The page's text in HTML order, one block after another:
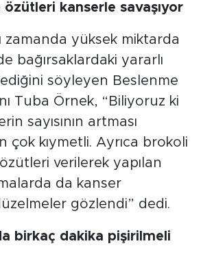
kanserle savaşıyor
zamanda yüksek miktarda
bağırsaklardaki yararlı
söyleyen Beslenme
Tuba Örnek, “Biliyoruz ki
sayısının artması
çok kıymetli. Ayrıca brokoli
verilerek yapılan
da kanser
gözlendi” dedi.
birkaç dakika pişirilmeli